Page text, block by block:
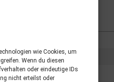
wie Cookies, um
Wenn du diesen
oder eindeutige IDs
nicht erteilst oder
Siracusa/ITY
Siracusa/ITY